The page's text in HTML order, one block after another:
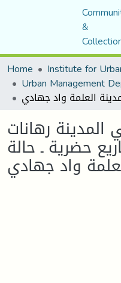
&
Home
المدينة رهانات
حضرية ـ حالة
واد جهادي